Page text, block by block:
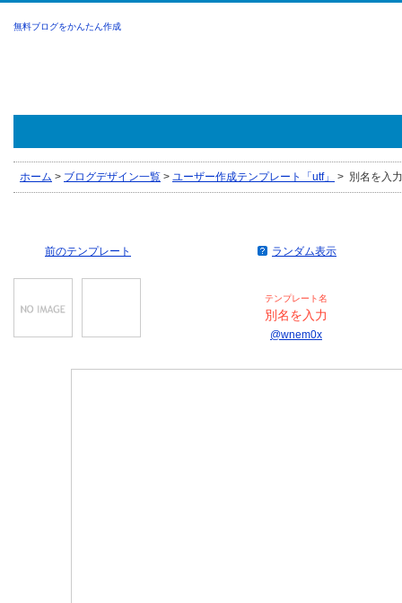
無料ブログをかんたん作成
ホーム > ブログデザイン一覧 > ユーザー作成テンプレート「utf」 > 別名を入
前のテンプレート ランダム表示
テンプレート名
別名を入力
@wnem0x